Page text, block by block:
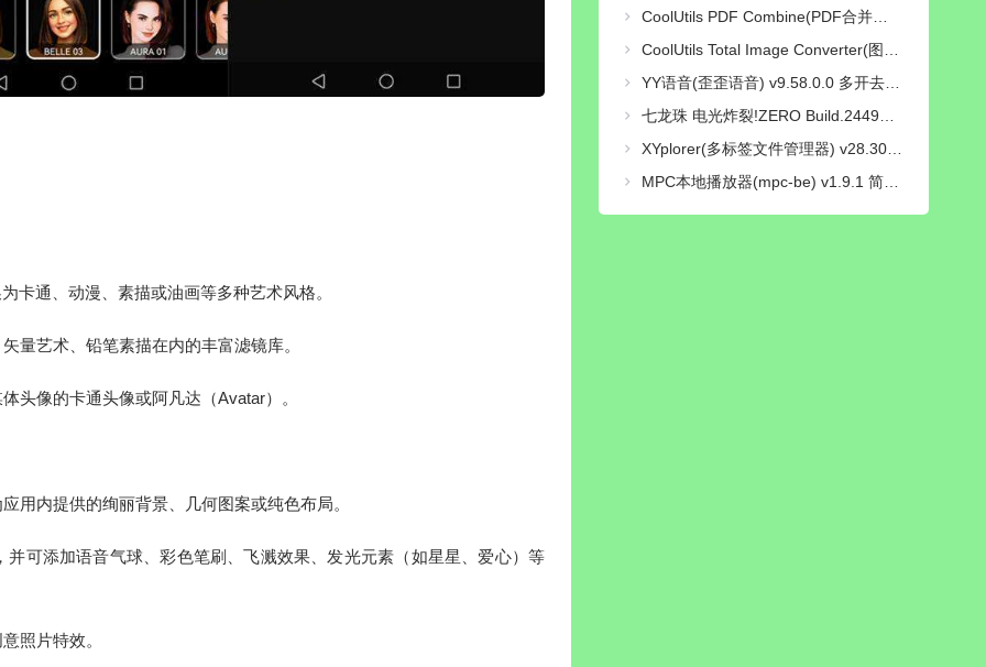
卡通、动漫、素描或油画等多种艺术风格。
量艺术、铅笔素描在内的丰富滤镜库。
头像的卡通头像或阿凡达（Avatar）。
用内提供的绚丽背景、几何图案或纯色布局。
可添加语音气球、彩色笔刷、飞溅效果、发光元素（如星星、爱心）等
照片特效。
CoolUtils PDF Combine(PDF合并工具) Pro v4.2.0.194 多语便携版
CoolUtils Total Image Converter(图像转换工具) v8.5.0.332 多语便携版
YY语音(歪歪语音) v9.58.0.0 多开去广告绿色版
七龙珠 电光炸裂!ZERO Build.24497537 免安装豪华中文国语绿色版|绝境觉醒-炽火天袭+预购特典+全DLC+终极奖励提升包+全季票+修改器|解压即撸
XYplorer(多标签文件管理器) v28.30.1700 永久授权绿色汉化版
MPC本地播放器(mpc-be) v1.9.1 简体中文正式版